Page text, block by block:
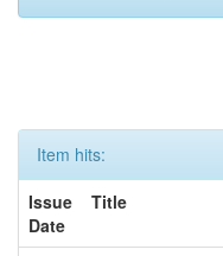
Item hits:
Issue
Date
Title